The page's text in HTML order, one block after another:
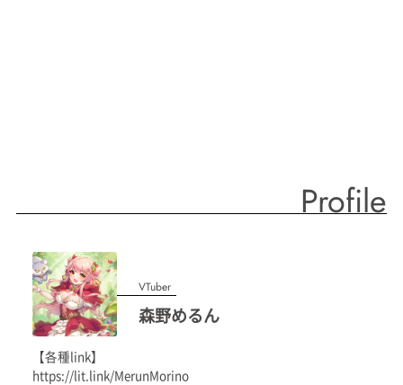
Profile
VTuber
森野めるん
【各種link】
https://lit.link/MerunMorino